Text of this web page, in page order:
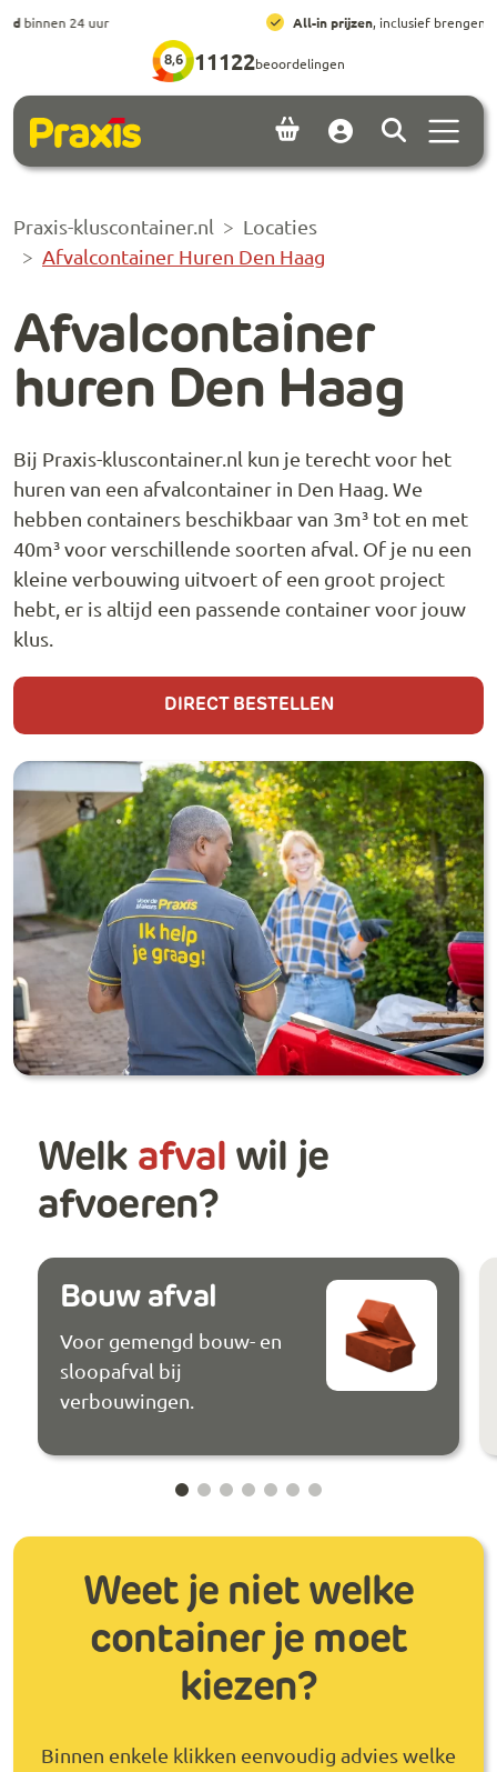
Ga naar hoofdinhoud
Ga naar footer
, inclusief brengen, ophalen en huur
8,6 11122beoordelingen
Account
Praxis-kluscontainer.nl
Locaties
Afvalcontainer Huren Den Haag
Afvalcontainer
huren Den Haag
Bij Praxis-kluscontainer.nl kun je terecht voor het
huren van een afvalcontainer in Den Haag. We
hebben containers beschikbaar van 3m³ tot en met
40m³ voor verschillende soorten afval. Of je nu een
kleine verbouwing uitvoert of een groot project
hebt, er is altijd een passende container voor jouw
klus.
DIRECT BESTELLEN
Welk afval wil je
afvoeren?
Bouw afval
Voor gemengd bouw- en
sloopafval bij
verbouwingen.
Weet je niet welke
container je moet
kiezen?
Binnen enkele klikken eenvoudig advies welke